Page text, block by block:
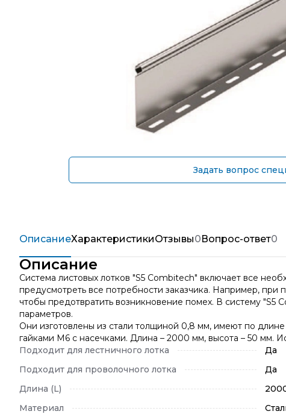
Задать вопрос
ОписаниеХарактеристикиОтзывы0Вопрос-ответ0
Описание
Система листовых лотков "S5 Combitech" включает все
предусмотреть все потребности заказчика. Например, при
чтобы предотвратить возникновение помех. В систему "S5
параметров.
Они изготовлены из стали толщиной 0,8 мм, имеют по
гайками М6 с насечками. Длина – 2000 мм, высота – 50 мм.
Подходит для лестничного лотка
Да
Подходит для проволочного лотка
Да
Длина (L)
Материал